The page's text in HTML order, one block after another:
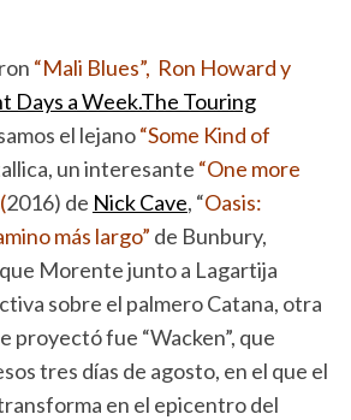
“Mali Blues”, Ron Howard y
Days a Week.The Touring
el lejano“Some Kind of
un interesante “One more
2016) de Nick Cave, “Oasis:
más largo” de Bunbury,
Morente junto a Lagartija
sobre el palmero Catana, otra
proyectó fue “Wacken”, que
tres días de agosto, en el que el
en el epicentro del